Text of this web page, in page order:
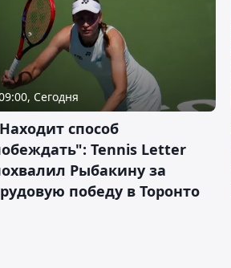
Сегодня
способ
Tennis Letter
Рыбакину за
победу в Торонто